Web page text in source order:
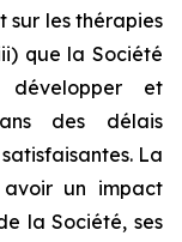
sur les thérapies
que la Société
développer et
des délais
La
un impact
la Société, ses